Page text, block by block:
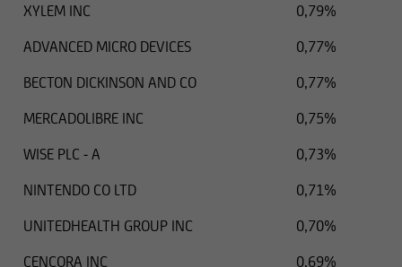
XYLEM INC
0,79%
ADVANCED MICRO DEVICES
0,77%
BECTON DICKINSON AND CO
0,77%
MERCADOLIBRE INC
0,75%
WISE PLC - A
0,73%
NINTENDO CO LTD
0,71%
UNITEDHEALTH GROUP INC
0,70%
CENCORA INC
0,69%